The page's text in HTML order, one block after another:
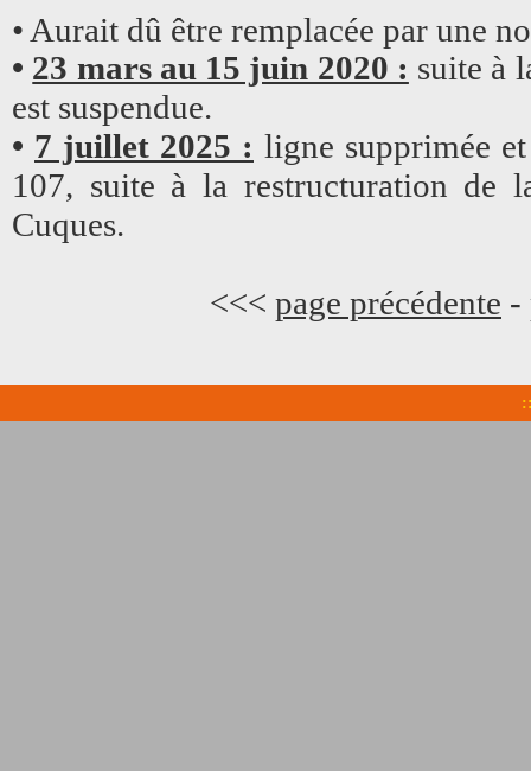
• Aurait dû être remplacée par une
• 23 mars au 15 juin 2020 : suite à
est suspendue.
• 7 juillet 2025 : ligne supprimée
107, suite à la restructuration de
Cuques.
<<< page précédente -